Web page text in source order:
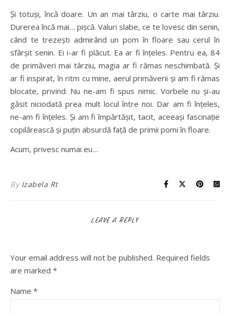
Și totuși, încă doare. Un an mai târziu, o carte mai târziu.
Durerea încă mai… pișcă. Valuri slabe, ce te lovesc din senin,
când te trezești admirând un pom în floare sau cerul în
sfârșit senin. Ei i-ar fi plăcut. Ea ar fi înțeles. Pentru ea, 84
de primăveri mai târziu, magia ar fi rămas neschimbată. Și
ar fi inspirat, în ritm cu mine, aerul primăverii și am fi rămas
blocate, privind. Nu ne-am fi spus nimic. Vorbele nu și-au
găsit niciodată prea mult locul între noi. Dar am fi înțeles,
ne-am fi înțeles. Și am fi împărtășit, tacit, aceeași fascinație
copilărească și puțin absurdă față de primii pomi în floare.
Acum, privesc numai eu…
By Izabela Rt
LEAVE A REPLY
Your email address will not be published. Required fields
are marked *
Name *